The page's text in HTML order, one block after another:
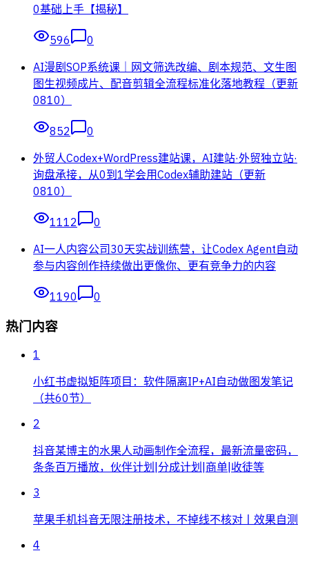
0基础上手【揭秘】
596
0
AI漫剧SOP系统课｜网文筛选改编、剧本规范、文生图
图生视频成片、配音剪辑全流程标准化落地教程（更新
0810）
852
0
外贸人Codex+WordPress建站课，AI建站·外贸独立站·
询盘承接，从0到1学会用Codex辅助建站（更新
0810）
1112
0
AI一人内容公司30天实战训练营，让Codex Agent自动
参与内容创作持续做出更像你、更有竞争力的内容
1190 0
热门内容
1
小红书虚拟矩阵项目：软件隔离IP+AI自动做图发笔记
（共60节）
2
抖音某博主的水果人动画制作全流程，最新流量密码，
条条百万播放，伙伴计划|分成计划|商单|收徒等
3
苹果手机抖音无限注册技术，不掉线不核对丨效果自测
4